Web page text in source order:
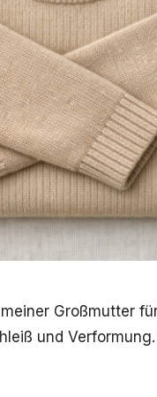
Großmutter
und